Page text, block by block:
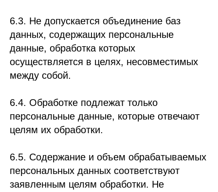
6.3. Не допускается объединение баз
данных, содержащих персональные
данные, обработка которых
осуществляется в целях, несовместимых
между собой.
6.4. Обработке подлежат только
персональные данные, которые отвечают
целям их обработки.
6.5. Содержание и объем обрабатываемых
персональных данных соответствуют
заявленным целям обработки. Не